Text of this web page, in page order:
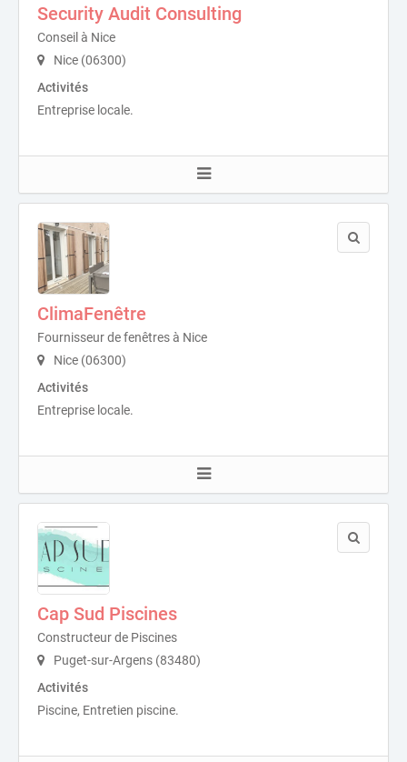
Security Audit Consulting
Conseil à Nice
Nice (06300)
Activités
Entreprise locale.
ClimaFenêtre
Fournisseur de fenêtres à Nice
Nice (06300)
Activités
Entreprise locale.
Cap Sud Piscines
Constructeur de Piscines
Puget-sur-Argens (83480)
Activités
Piscine, Entretien piscine.